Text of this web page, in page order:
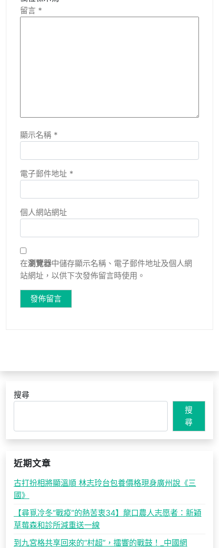
留言 *
顯示名稱 *
電子郵件地址 *
個人網站網址
在瀏覽器中儲存顯示名稱、電子郵件地址及個人網
站網址，以供下次發佈留言時使用。
搜尋
搜
尋
近期文章
古打扮相將顯溫順 林志玲台包養價格現身廣州說《三
國》
【尋覓冷冬“戰疫”的熱苦衷34】龍口農人志愿者：新穎
草莓森和診所減重送一線
到九宮格共享回來的“村超”，擂響的戰鼓！_中國網